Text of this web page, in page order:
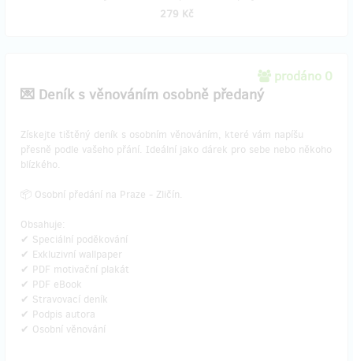
279 Kč
prodáno 0
💌 Deník s věnováním osobně předaný
​Získejte tištěný deník s osobním věnováním, které vám napíšu
přesně podle vašeho přání. Ideální jako dárek pro sebe nebo někoho
blízkého.
📦 Osobní předání na Praze - Zličín.
Obsahuje:
✔ Speciální poděkování
✔ Exkluzivní wallpaper
✔ PDF motivační plakát
✔ PDF eBook
✔ Stravovací deník
✔ Podpis autora
✔ Osobní věnování